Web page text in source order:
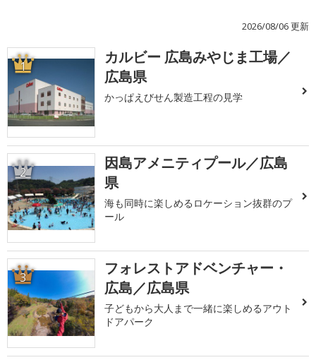
2026/08/06 更新
1
カルビー 広島みやじま工場／
広島県
かっぱえびせん製造工程の見学
2
因島アメニティプール／広島
県
海も同時に楽しめるロケーション抜群のプ
ール
3
フォレストアドベンチャー・
広島／広島県
子どもから大人まで一緒に楽しめるアウト
ドアパーク